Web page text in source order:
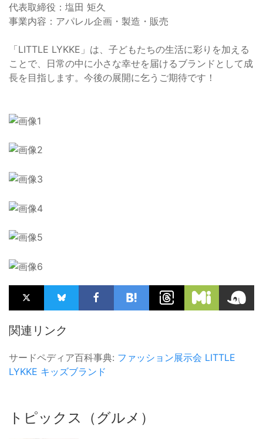
代表取締役：塩田 矩久
事業内容：アパレル企画・製造・販売
「LITTLE LYKKE」は、子どもたちの生活に彩りを加える
ことで、日常の中に小さな幸せを届けるブランドとして成
長を目指します。今後の展開に乞うご期待です！
関連リンク
サードペディア百科事典: ファッション展示会 LITTLE
LYKKE キッズブランド
トピックス（グルメ）